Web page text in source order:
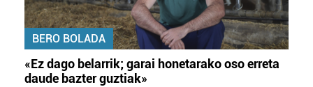
BERO BOLADA
«Ez dago belarrik; garai honetarako oso erreta
daude bazter guztiak»